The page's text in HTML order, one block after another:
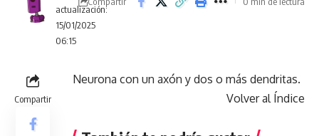
actualización:
15/01/2025
06:15
Compartir
Neurona con un axón y dos o más dendritas.
Volver al Índice